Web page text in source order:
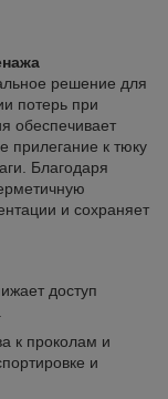
решение для
потерь при
обеспечивает
прилегание к тюку
Благодаря
и сохраняет
доступ
к проколам и
и